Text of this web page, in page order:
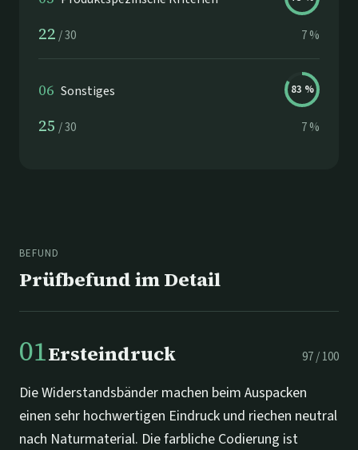
22 /30 7%
06 Sonstiges 83 %
25 /30 7%
BEFUND
Prüfbefund im Detail
01Ersteindruck 97/100
Die Widerstandsbänder machen beim Auspacken
einen sehr hochwertigen Eindruck und riechen neutral
nach Naturmaterial. Die farbliche Codierung ist